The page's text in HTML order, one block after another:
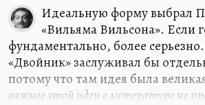
Идеальную форму выбрал
«Вильяма Вильсона». Если
фундаментально, более
«Двойник» заслуживал бы
потому что там идея была
важнее этой идеи в литературе не